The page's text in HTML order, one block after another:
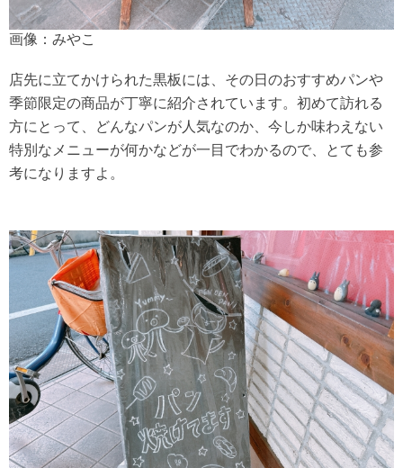
画像：みやこ
店先に立てかけられた黒板には、その日のおすすめパンや
季節限定の商品が丁寧に紹介されています。初めて訪れる
方にとって、どんなパンが人気なのか、今しか味わえない
特別なメニューが何かなどが一目でわかるので、とても参
考になりますよ。